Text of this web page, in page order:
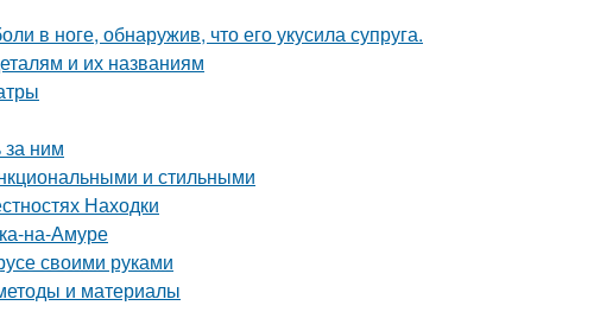
в ноге, обнаружив, что его укусила супруга.
и их названиям
за ним
и стильными
Находки
на-Амуре
своими руками
и материалы